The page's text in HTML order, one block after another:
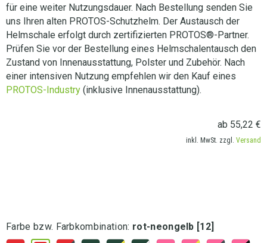
für eine weiter Nutzungsdauer. Nach Bestellung senden Sie
uns Ihren alten PROTOS-Schutzhelm. Der Austausch der
Helmschale erfolgt durch zertifizierten PROTOS®-Partner.
Prüfen Sie vor der Bestellung eines Helmschalentausch den
Zustand von Innenausstattung, Polster und Zubehör. Nach
einer intensiven Nutzung empfehlen wir den Kauf eines
PROTOS-Industry (inklusive Innenausstattung).
ab 55,22 €
inkl. MwSt. zzgl. Versand
Farbe bzw. Farbkombination: rot-neongelb [12]